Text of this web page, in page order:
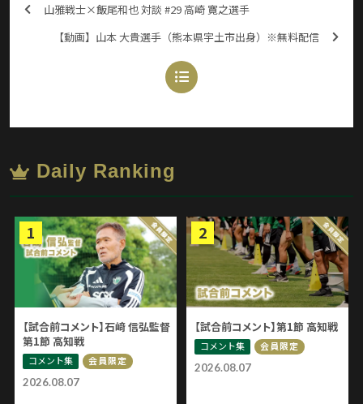
山雅戦士×飯尾和也 対談 #29 高崎 寛之選手
【動画】山本 大貴選手（熊本県宇土市出身）※無料配信
Daily Ranking
2026.08.07
【試合前コメント】石﨑 信弘監督
第1節 高知戦
コメント集 会員限定
2026.08.07
【試合前コメント】第1節 高知戦
コメント集 会員限定